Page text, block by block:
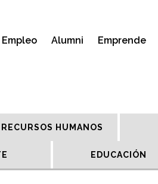
Empleo Alumni Emprende
RECURSOS HUMANOS
EDUCACIÓN